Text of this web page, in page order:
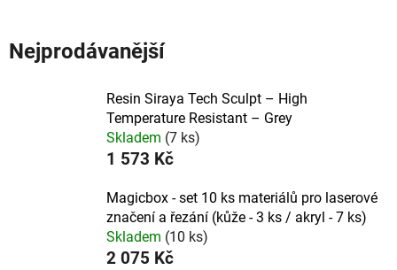
Nejprodávanější
Resin Siraya Tech Sculpt – High
Temperature Resistant – Grey
Skladem (7 ks)
1 573 Kč
Magicbox - set 10 ks materiálů pro laserové
značení a řezání (kůže - 3 ks / akryl - 7 ks)
Skladem (10 ks)
2 075 Kč